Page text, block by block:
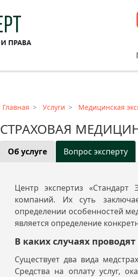
Главная Услуги Медицинская
СТРАХОВАЯ
Об услуге Вопрос эксперту
Центр экспертиз «Стандарт
компаний. Их суть
определении особенностей
является определение
В каких случаях
Существует два вида
Средства на оплату услуг,